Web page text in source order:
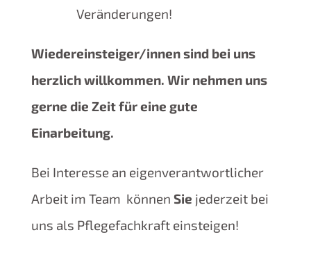
Veränderungen!
Wiedereinsteiger/innen sind bei uns
herzlich willkommen. Wir nehmen uns
gerne die Zeit für eine gute
Einarbeitung.
Bei Interesse an eigenverantwortlicher
Arbeit im Team können Sie jederzeit bei
uns als Pflegefachkraft einsteigen!